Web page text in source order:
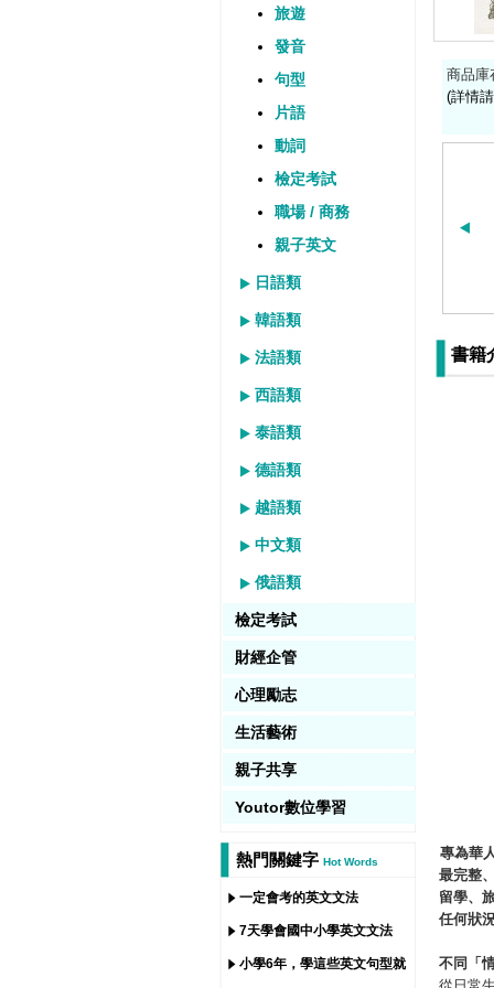
旅遊
發音
句型
片語
動詞
檢定考試
職場 / 商務
親子英文
日語類
韓語類
法語類
西語類
泰語類
德語類
越語類
中文類
俄語類
檢定考試
財經企管
心理勵志
生活藝術
親子共享
Youtor數位學習
熱門關鍵字 Hot Words
一定會考的英文文法
7天學會國中小學英文文法
小學6年，學這些英文句型就
商品
(詳情
書籍
專為華
最完整
留學、
任何狀
不同 「